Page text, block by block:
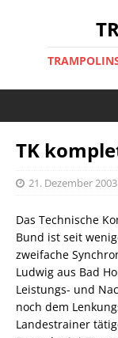
TK
21. Dezember 2003
Das Technische
Bund ist seit
zweifache
Ludwig aus Bad
Leistungs- und
noch dem
Landestrainer